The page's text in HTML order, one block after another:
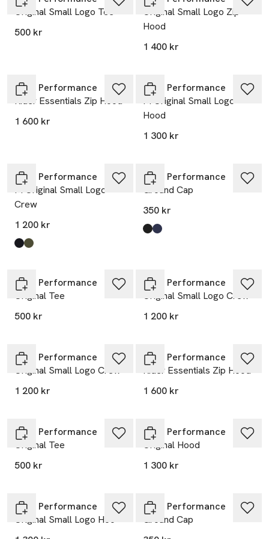
Original Small Logo Tee
500 kr
Original Small Logo Zip
Hood
1 400 kr
Peak Performance
Rider Essentials Zip Hood
1 600 kr
Peak Performance
M Original Small Logo
Hood
1 300 kr
Peak Performance
M Original Small Logo
Crew
1 200 kr
Produkten finns i färgerna:
Black
Pine Needle
Peak Performance
Ground Cap
350 kr
Produkten finns i färgerna:
Black
Blue Shadow
Peak Performance
Original Tee
500 kr
Peak Performance
Original Small Logo Crew
1 200 kr
Peak Performance
Original Small Logo Crew
1 200 kr
Peak Performance
Rider Essentials Zip Hood
1 600 kr
Peak Performance
Original Tee
500 kr
Peak Performance
Original Hood
1 300 kr
Peak Performance
Original Small Logo Hoo
Peak Performance
Ground Cap